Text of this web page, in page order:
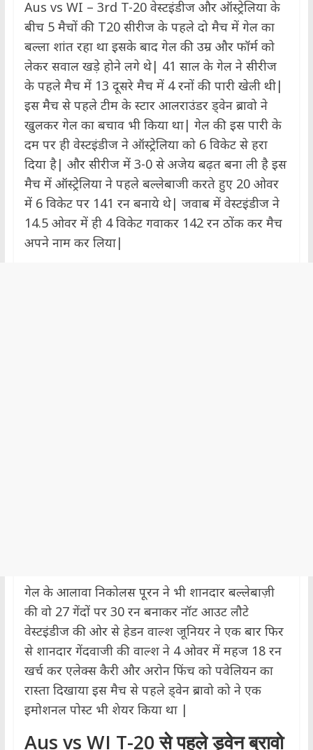
Aus vs WI – 3rd T-20 वेस्टइंडीज और ऑस्ट्रेलिया के
बीच 5 मैचों की T20 सीरीज के पहले दो मैच में गेल का
बल्ला शांत रहा था इसके बाद गेल की उम्र और फॉर्म को
लेकर सवाल खड़े होने लगे थे| 41 साल के गेल ने सीरीज
के पहले मैच में 13 दूसरे मैच में 4 रनों की पारी खेली थी|
इस मैच से पहले टीम के स्टार आलराउंडर ड्वेन ब्रावो ने
खुलकर गेल का बचाव भी किया था| गेल की इस पारी के
दम पर ही वेस्टइंडीज ने ऑस्ट्रेलिया को 6 विकेट से हरा
दिया है| और सीरीज में 3-0 से अजेय बढ़त बना ली है इस
मैच में ऑस्ट्रेलिया ने पहले बल्लेबाजी करते हुए 20 ओवर
में 6 विकेट पर 141 रन बनाये थे| जवाब में वेस्टइंडीज ने
14.5 ओवर में ही 4 विकेट गवाकर 142 रन ठोंक कर मैच
अपने नाम कर लिया|
गेल के आलावा निकोलस पूरन ने भी शानदार बल्लेबाज़ी
की वो 27 गेंदों पर 30 रन बनाकर नॉट आउट लौटे
वेस्टइंडीज की ओर से हेडन वाल्श जूनियर ने एक बार फिर
से शानदार गेंदवाजी की वाल्श ने 4 ओवर में महज 18 रन
खर्च कर एलेक्स कैरी और अरोन फिंच को पवेलियन का
रास्ता दिखाया इस मैच से पहले ड्वेन ब्रावो को ने एक
इमोशनल पोस्ट भी शेयर किया था |
Aus vs WI T-20 से पहलेड्वेन ब्रावो